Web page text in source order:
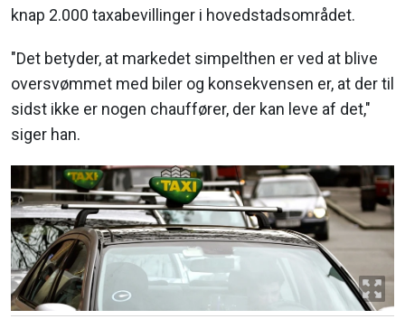
knap 2.000 taxabevillinger i hovedstadsområdet.
"Det betyder, at markedet simpelthen er ved at blive
oversvømmet med biler og konsekvensen er, at der til
sidst ikke er nogen chauffører, der kan leve af det,"
siger han.